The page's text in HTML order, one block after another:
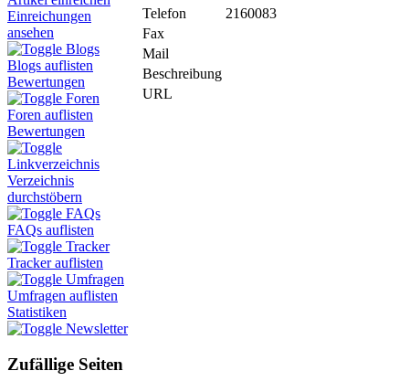
Einreichungen
ansehen
Blogs
Blogs auflisten
Bewertungen
Foren
Foren auflisten
Bewertungen
Linkverzeichnis
Verzeichnis
durchstöbern
FAQs
FAQs auflisten
Tracker
Tracker auflisten
Umfragen
Umfragen auflisten
Statistiken
Newsletter
Zufällige Seiten
Telefon
2160083
Fax
Mail
Beschreibung
URL